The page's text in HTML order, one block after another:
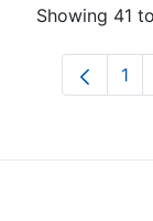
Showing 41
1